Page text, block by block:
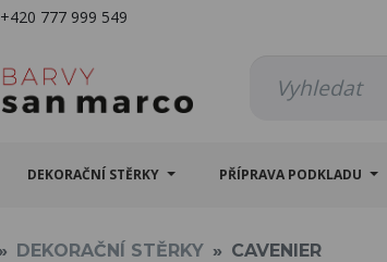
+420 777 999 549
DEKORAČNÍ STĚRKY PŘÍPRAVA PODKLADU
DEKORAČNÍ STĚRKY CAVENIER